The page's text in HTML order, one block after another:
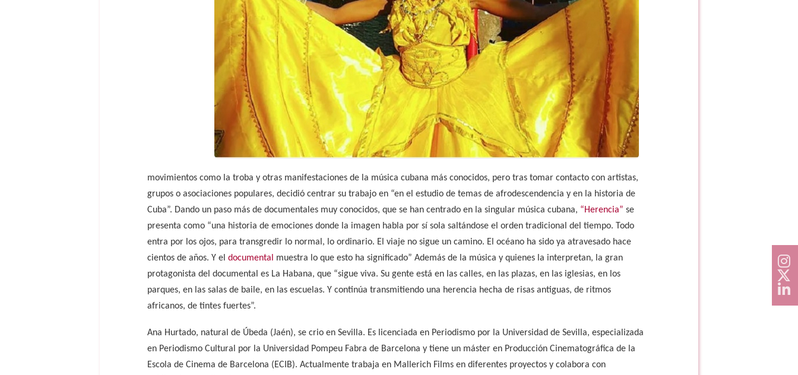
movimientos como la troba y otras manifestaciones de la música cubana más conocidos, pero tras tomar contacto con artistas,
grupos o asociaciones populares, decidió centrar su trabajo en “en el estudio de temas de afrodescendencia y en la historia de
Cuba”. Dando un paso más de documentales muy conocidos, que se han centrado en la singular música cubana, “Herencia” se
presenta como “una historia de emociones donde la imagen habla por sí sola saltándose el orden tradicional del tiempo. Todo
entra por los ojos, para transgredir lo normal, lo ordinario. El viaje no sigue un camino. El océano ha sido ya atravesado hace
cientos de años. Y el documental
muestra lo que esto ha significado” Además de la música y quienes la interpretan, la gran
protagonista del documental es La Habana, que “sigue viva. Su gente está en las calles, en las plazas, en las iglesias, en los
parques, en las salas de baile, en las escuelas. Y continúa transmitiendo una herencia hecha de risas antiguas, de ritmos
africanos, de tintes fuertes”.
Ana Hurtado, natural de Úbeda (Jaén), se crio en Sevilla. Es licenciada en Periodismo por la Universidad de Sevilla, especializada
en Periodismo Cultural por la Universidad Pompeu Fabra de Barcelona y tiene un máster en Producción Cinematográfica de la
Escola de Cinema de Barcelona (ECIB). Actualmente trabaja en Mallerich Films en diferentes proyectos y colabora con